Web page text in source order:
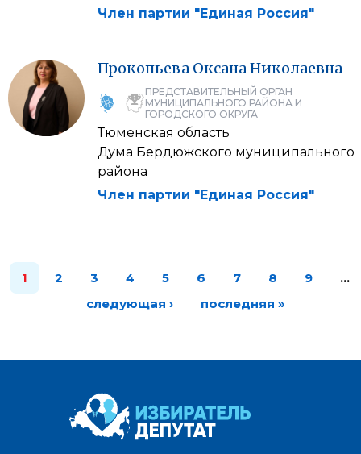
Член партии "Единая Россия"
Прокопьева ОксанаНиколаевна
ПРЕДСТАВИТЕЛЬНЫЙ ОРГАН
МУНИЦИПАЛЬНОГО РАЙОНА И
ГОРОДСКОГО ОКРУГА
Тюменская область
Дума Бердюжского муниципального
района
Член партии "Единая Россия"
1 2 3 4 5 6 7 8 9
…
следующая ›
последняя »